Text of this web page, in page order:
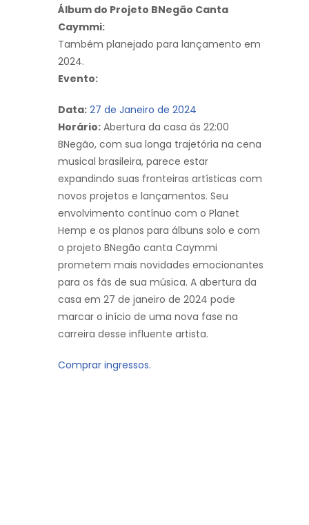
Álbum do Projeto BNegão Canta
Caymmi:
Também planejado para lançamento em
2024.
Evento:
Data: 27 de Janeiro de 2024
Horário: Abertura da casa às 22:00
BNegão, com sua longa trajetória na cena
musical brasileira, parece estar
expandindo suas fronteiras artísticas com
novos projetos e lançamentos. Seu
envolvimento contínuo com o Planet
Hemp e os planos para álbuns solo e com
o projeto BNegão canta Caymmi
prometem mais novidades emocionantes
para os fãs de sua música. A abertura da
casa em 27 de janeiro de 2024 pode
marcar o início de uma nova fase na
carreira desse influente artista.
Comprar ingressos.